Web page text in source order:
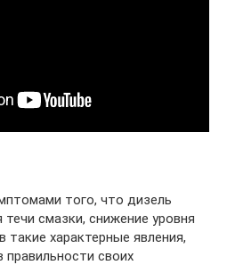
того, что дизель
смазки, снижение уровня
такие характерные явления,
своих